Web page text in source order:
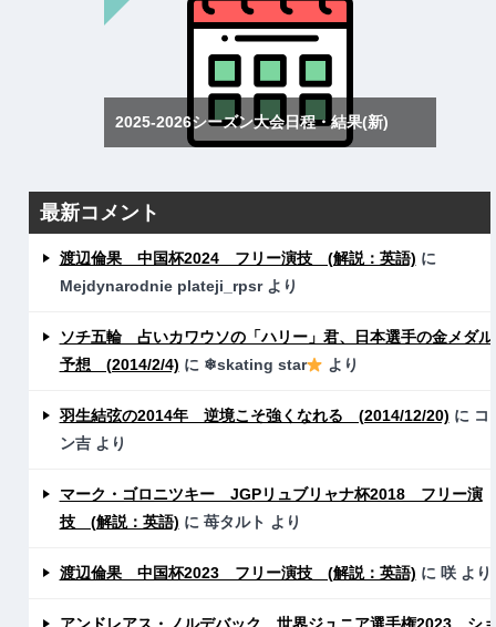
2025-2026シーズン大会日程・結果(新)
最新コメント
渡辺倫果 中国杯2024 フリー演技 (解説：英語) に
Mejdynarodnie plateji_rpsrより
ソチ五輪 占いカワウソの「ハリー」君、日本選手の金メダル
予想 (2014/2/4) に ❄skating star より
羽生結弦の2014年 逆境こそ強くなれる (2014/12/20) に コ
ン吉より
マーク・ゴロニツキー JGPリュブリャナ杯2018 フリー演
技 (解説：英語) に 苺タルト より
渡辺倫果 中国杯2023 フリー演技 (解説：英語) に 咲より